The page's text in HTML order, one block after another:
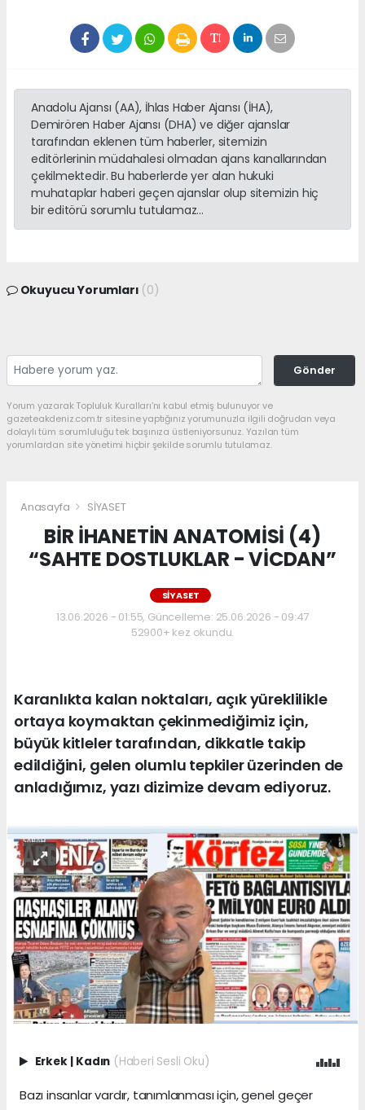
Anadolu Ajansı (AA), İhlas Haber Ajansı (İHA),
Demirören Haber Ajansı (DHA) ve diğer ajanslar
tarafından eklenen tüm haberler, sitemizin
editörlerinin müdahalesi olmadan ajans kanallarından
çekilmektedir. Bu haberlerde yer alan hukuki
muhataplar haberi geçen ajanslar olup sitemizin hiç
bir editörü sorumlu tutulamaz...
Okuyucu Yorumları (0)
Gönder
Yorum yazarak Topluluk Kuralları’nı kabul etmiş bulunuyor ve
gazeteakdeniz.com.tr sitesine yaptığınız yorumunuzla ilgili doğrudan veya
dolaylı tüm sorumluluğu tek başınıza üstleniyorsunuz. Yazılan tüm
yorumlardan site yönetimi hiçbir şekilde sorumlu tutulamaz.
Anasayfa SİYASET
BİR İHANETİN ANATOMİSİ (4)
“SAHTE DOSTLUKLAR - VİCDAN”
SİYASET
13.06.2026 - 01:55, Güncelleme: 25.06.2026 - 09:47
52900+ kez okundu.
Karanlıkta kalan noktaları, açık yüreklilikle
ortaya koymaktan çekinmediğimiz için,
büyük kitleler tarafından, dikkatle takip
edildiğini, gelen olumlu tepkiler üzerinden de
anladığımız, yazı dizimize devam ediyoruz.
Erkek Kadın (Haberi Sesli Oku)
Bazı insanlar vardır, tanımlanması için, genel geçer